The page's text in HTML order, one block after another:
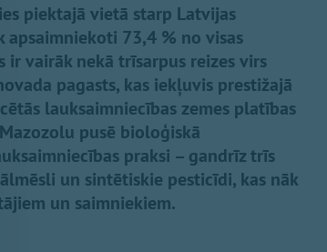
piektajā vietā starp Latvijas
73,4 % no visas
ir vairāk nekā trīsarpus reizes virs
pagasts, kas iekļuvis prestižajā
lauksaimniecības zemes platības
pusē bioloģiskā
praksi – gandrīz trīs
un sintētiskie pesticīdi, kas nāk
un saimniekiem.